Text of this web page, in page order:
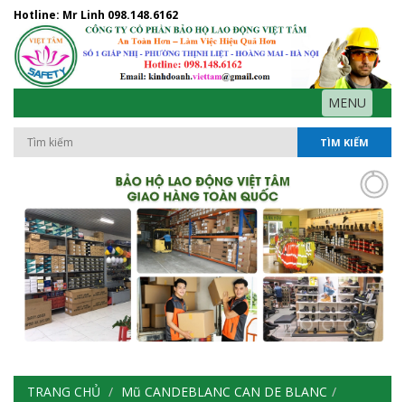
Hotline: Mr Linh 098.148.6162
MENU
TÌM KIẾM
TRANG CHỦ Mũ CANDEBLANC CAN DE BLANC